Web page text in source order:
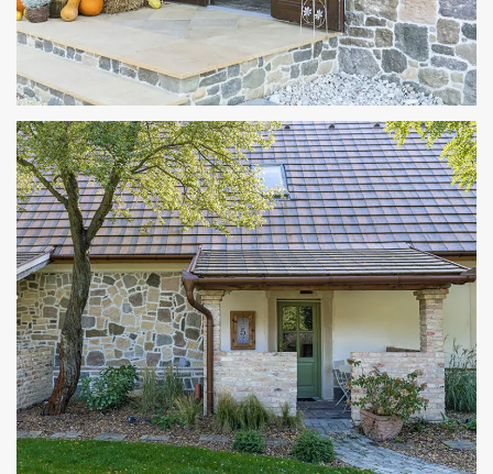
A BAKONY ŐSI-ÚJ GYÖNGYSZEME
TERVEZÉS, BELSŐÉPÍTÉSZET, KÜLSŐ ÉS BELSŐ BURKOLÁS